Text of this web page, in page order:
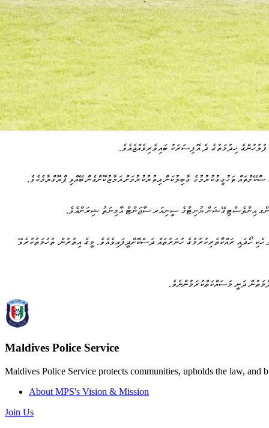
ޚިދުމަތުގެ ދެ އޮފިސަރަކު ބައިވެރިވެއްޖެއެވެ.
އިންވެސްޓިގޭޝަން ޔުނިޓްގެ ސީނިއަރ ސާޖަންޓް އާމިނަތު ޝިރަންއެވެ.
ހޯދައި ރައްކާތެރިކުރުމުގެ ހުނަރުތައް ދަސްކޮށްދީފައިވެއެވެ. މީގެ އިތުރުން، ތުހުމަތުކުރެވޭ
ދަނީ މަސައްކަތްކުރަމުންނެވެ.
Maldives Police Service
Maldives Police Service protects communities, upholds the law,
About MPS's Vision & Mission
Join Us